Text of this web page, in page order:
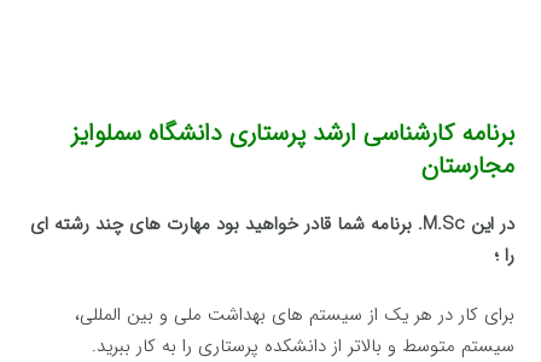
برنامه کارشناسی ارشد پرستاری دانشگاه سملوایز
مجارستان
در این M.Sc. برنامه شما قادر خواهید بود مهارت های چند رشته ای
را ؛
برای کار در هر یک از سیستم های بهداشت ملی و بین المللی،
سیستم متوسط و بالاتر از دانشکده پرستاری را به کار ببرید.